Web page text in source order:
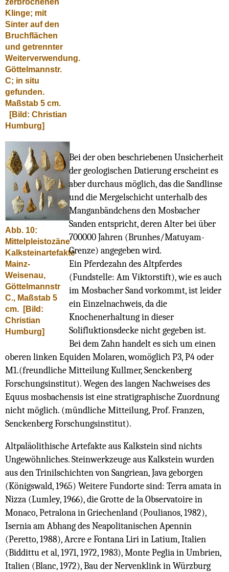
zerbrochenen
Klinge; mit
Sinter auf den
Bruchflächen
und getrennter
Weiterverwendung.
Göttelmannstr.
C; in situ
gefunden.
Maßstab 5 cm.
[Bild: Christian
Humburg]
Abb. 10:
Mittelpleistozäne
Kalksteinartefakte
Mainz-
Weisenau,
Göttelmannstr
C., Maßstab 5
cm.
[Bild:
Christian
Humburg]
Bei der oben beschriebenen Unsicherheit
der geologischen Datierung erscheint es
aber durchaus möglich, das die Sandlinse
und die Mergelschicht unterhalb des
Manganbändchens den Mosbacher
Sanden entspricht, deren Alter bei über
700000 Jahren (Brunhes/Matuyam-
Grenze) angegeben wird.
Ein Pferdezahn des Altpferdes
(Fundstelle: Am Viktorstift), wie es auch
im Mosbacher Sand vorkommt, ist leider
ein Einzelnachweis, da die
Knochenerhaltung in dieser
Solifluktionsdecke nicht gegeben ist.
Bei dem Zahn handelt es sich um einen
oberen linken Equiden Molaren, womöglich P3, P4 oder
M1.(freundliche Mitteilung Kullmer, Senckenberg
Forschungsinstitut). Wegen des langen Nachweises des
Equus mosbachensis ist eine stratigraphische Zuordnung
nicht möglich. (mündliche Mitteilung, Prof. Franzen,
Senckenberg Forschungsinstitut).
Altpaläolithische Artefakte aus Kalkstein sind nichts
Ungewöhnliches. Steinwerkzeuge aus Kalkstein wurden
aus den Trinilschichten von Sangriean, Java geborgen
(Königswald, 1965) Weitere Fundorte sind: Terra amata in
Nizza (Lumley, 1966), die Grotte de la Observatoire in
Monaco, Petralona in Griechenland (Poulianos, 1982),
Isernia am Abhang des Neapolitanischen Apennin
(Peretto, 1988), Arcre e Fontana Liri in Latium, Italien
(Biddittu et al, 1971, 1972, 1983), Monte Peglia in Umbrien,
Italien (Blanc, 1972), Bau der Nervenklink in Würzburg